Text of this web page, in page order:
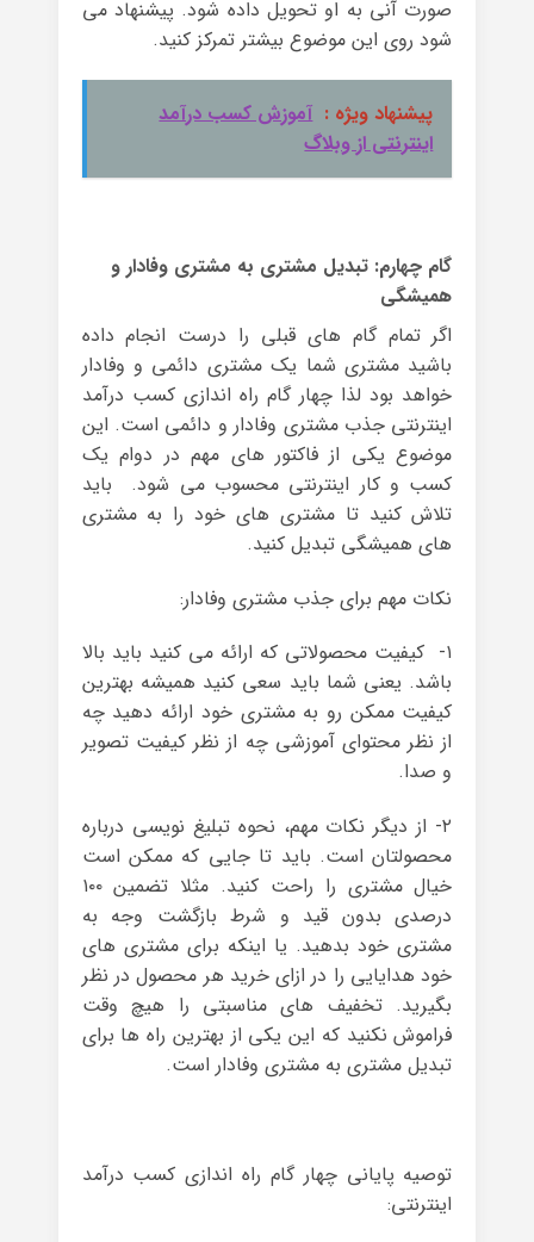
صورت آنی به او تحویل داده شود. پیشنهاد می
شود روی این موضوع بیشتر تمرکز کنید.
پیشنهاد ویژه : آموزش کسب درآمد
اینترنتی از وبلاگ
گام چهارم: تبدیل مشتری به مشتری وفادار و
همیشگی
اگر تمام گام های قبلی را درست انجام داده
باشید مشتری شما یک مشتری دائمی و وفادار
خواهد بود لذا چهار گام راه اندازی کسب درآمد
اینترنتی جذب مشتری وفادار و دائمی است. این
موضوع یکی از فاکتور های مهم در دوام یک
کسب و کار اینترنتی محسوب می شود. باید
تلاش کنید تا مشتری های خود را به مشتری
های همیشگی تبدیل کنید.
نکات مهم برای جذب مشتری وفادار:
۱- کیفیت محصولاتی که ارائه می کنید باید بالا
باشد. یعنی شما باید سعی کنید همیشه بهترین
کیفیت ممکن رو به مشتری خود ارائه دهید چه
از نظر محتوای آموزشی چه از نظر کیفیت تصویر
و صدا.
۲- از دیگر نکات مهم، نحوه تبلیغ نویسی درباره
محصولتان است. باید تا جایی که ممکن است
خیال مشتری را راحت کنید. مثلا تضمین ۱۰۰
درصدی بدون قید و شرط بازگشت وجه به
مشتری خود بدهید. یا اینکه برای مشتری های
خود هدایایی را در ازای خرید هر محصول در نظر
بگیرید. تخفیف های مناسبتی را هیچ وقت
فراموش نکنید که این یکی از بهترین راه ها برای
تبدیل مشتری به مشتری وفادار است.
توصیه پایانی چهار گام راه اندازی کسب درآمد
اینترنتی: